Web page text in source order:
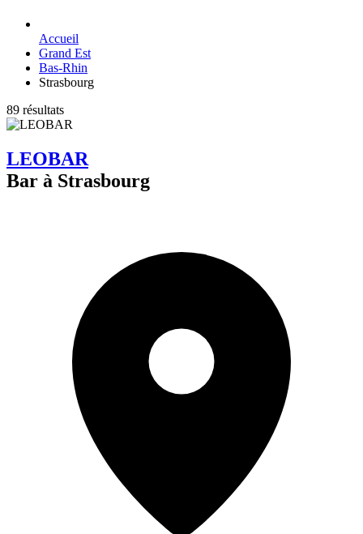
Accueil
Grand Est
Bas-Rhin
Strasbourg
89 résultats
LEOBAR
Bar à Strasbourg